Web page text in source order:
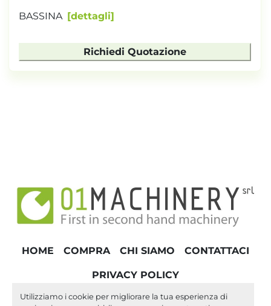
Utilizziamo i cookie per migliorare la tua esperienza di
BASSINA dettagli
Richiedi Quotazione
HOME COMPRA CHI SIAMO CONTATTACI
PRIVACY POLICY